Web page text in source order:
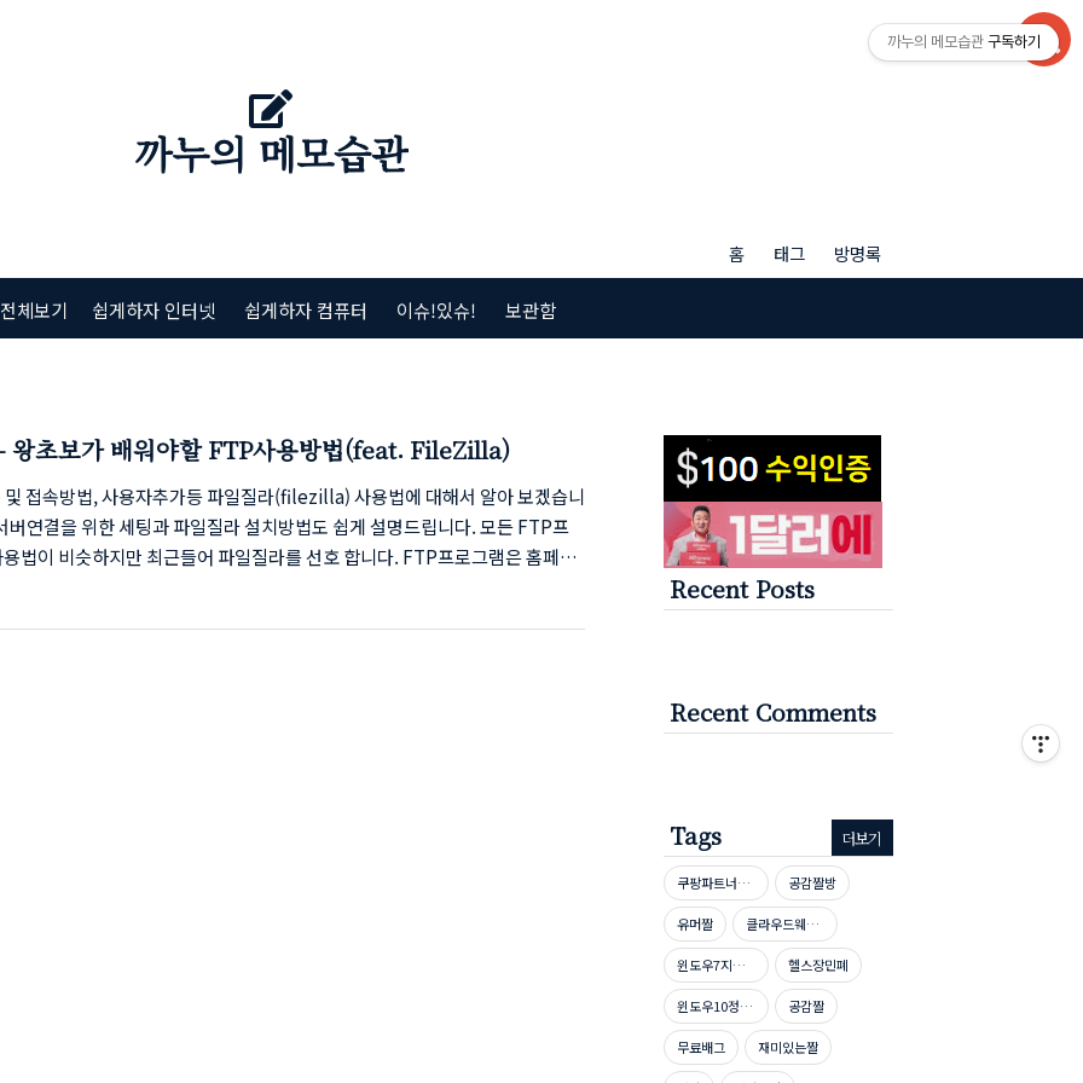
까누의 메모습관
홈 태그 방명록
체보기 쉽게하자 인터넷 쉽게하자 컴퓨터 이슈!있슈! 보관함
Recent Posts
Recent Comments
Tags 더보기
쿠팡파트너스신청방법 공감짤방
유머짤 클라우드웨이즈호스팅
윈도우7지원종료 헬스장민폐
윈도우10정품인증 공감짤
무료배그 재미있는짤
왕초보가 배워야할 FTP사용방법(feat. FileZilla)
접속방법, 사용자추가등 파일질라(filezilla) 사용법에 대해서 알아 보겠습니
버연결을 위한 세팅과 파일질라 설치방법도 쉽게 설명드립니다. 모든 FTP프
법이 비슷하지만 최근들어 파일질라를 선호 합니다. FTP프로그램은 홈페이
까누의 메모습관 구독하기